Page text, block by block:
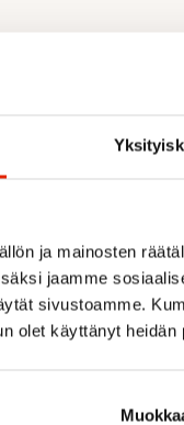
ja mainosten
jaamme
sivustoamme.
olet käyttänyt heidän
ALE